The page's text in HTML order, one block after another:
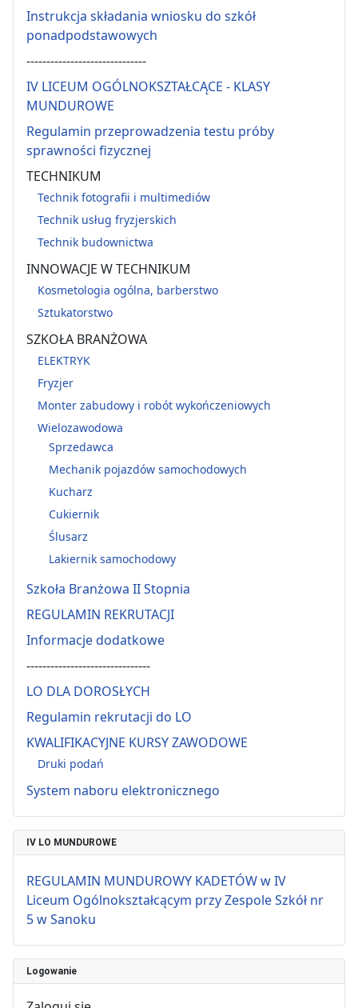
Instrukcja składania wniosku do szkół
ponadpodstawowych
------------------------------
IV LICEUM OGÓLNOKSZTAŁCĄCE - KLASY
MUNDUROWE
Regulamin przeprowadzenia testu próby
sprawności fizycznej
TECHNIKUM
Technik fotografii i multimediów
Technik usług fryzjerskich
Technik budownictwa
INNOWACJE W TECHNIKUM
Kosmetologia ogólna, barberstwo
Sztukatorstwo
SZKOŁA BRANŻOWA
ELEKTRYK
Fryzjer
Monter zabudowy i robót wykończeniowych
Wielozawodowa
Sprzedawca
Mechanik pojazdów samochodowych
Kucharz
Cukiernik
Ślusarz
Lakiernik samochodowy
Szkoła Branżowa II Stopnia
REGULAMIN REKRUTACJI
Informacje dodatkowe
-------------------------------
LO DLA DOROSŁYCH
Regulamin rekrutacji do LO
KWALIFIKACYJNE KURSY ZAWODOWE
Druki podań
System naboru elektronicznego
IV LO MUNDUROWE
REGULAMIN MUNDUROWY KADETÓW w IV
Liceum Ogólnokształcącym przy Zespole Szkół nr
5 w Sanoku
Logowanie